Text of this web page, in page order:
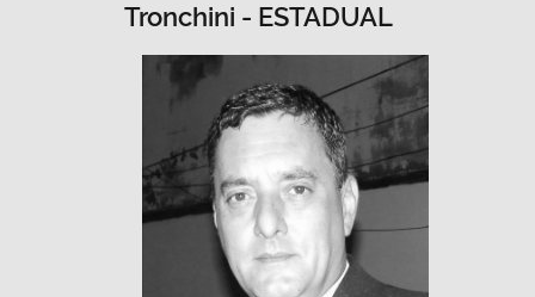
Tronchini - ESTADUAL